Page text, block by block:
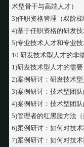
术型骨干与高端人才）
3)任职资格管理（双阶
4)基于任职资格的研发
5)专业技术人才和专业
10.研发技术型人才的非
1)研发技术型人才的需要
2)案例研讨：研发技术
3)案例研讨：技术型团
4)案例研讨：技术型团
5)管理者的红黑脸方法
6)案例研讨：如何对技
7)案例研讨：如何对技